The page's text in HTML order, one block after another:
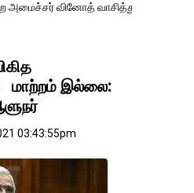
வாசித்து வருகிறார். �.
மாற்றம் இல்லை:
03:43:55pm